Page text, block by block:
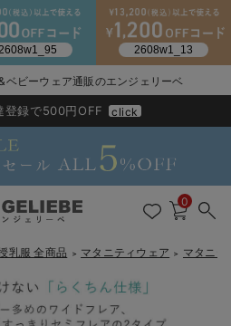
ベビーウェア通販のエンジェリーベ
NewArrival
除く) 7,700円以上で送料無料
登録で500円OFF
click
0
乳服 全商品 ＞ マタニティウェア ＞ マタニテ